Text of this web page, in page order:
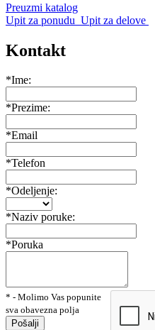
Preuzmi katalog
Upit za ponudu Upit za delove
Kontakt
*Ime:
*Prezime:
*Email
*Telefon
*Odeljenje:
*Naziv poruke:
*Poruka
* - Molimo Vas popunite
sva obavezna polja
Pošalji